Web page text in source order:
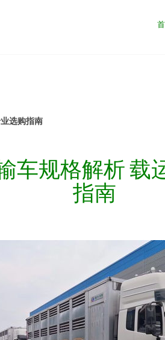
选购指南
车规格解析 载
指南